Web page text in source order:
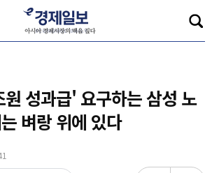
성과급' 요구하는 삼성 노
벼랑 위에 있다